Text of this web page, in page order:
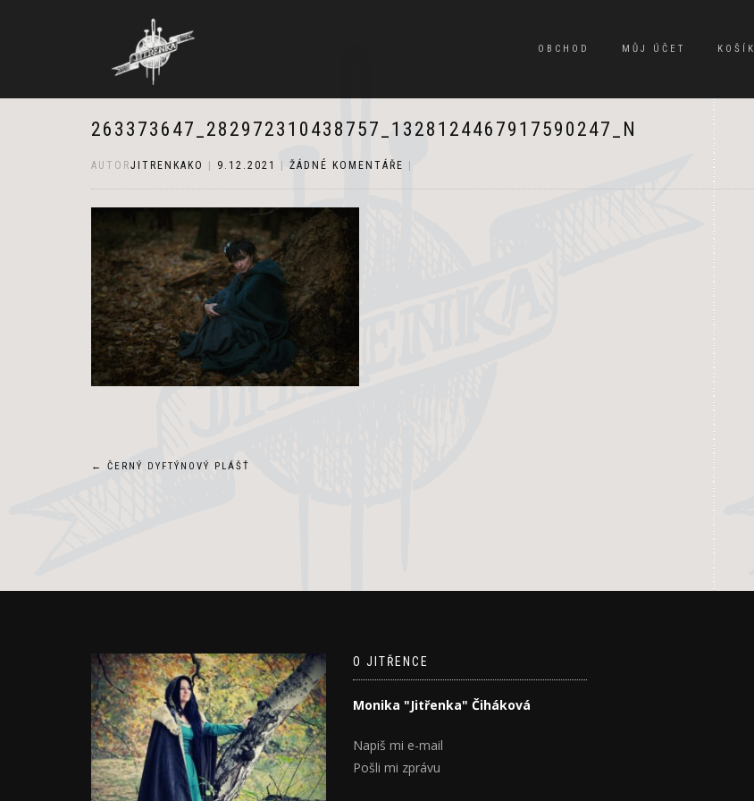
OBCHOD MŮJ ÚČET KOŠÍK
263373647_282972310438757_1328124467917590247_N
AUTORJITRENKAKO 9.12.2021 ŽÁDNÉ KOMENTÁŘE
Navigace
← ČERNÝ DYFTÝNOVÝ PLÁŠŤ
O JITŘENCE
Monika "Jitřenka" Čiháková
Napiš mi e-mail
Pošli mi zprávu